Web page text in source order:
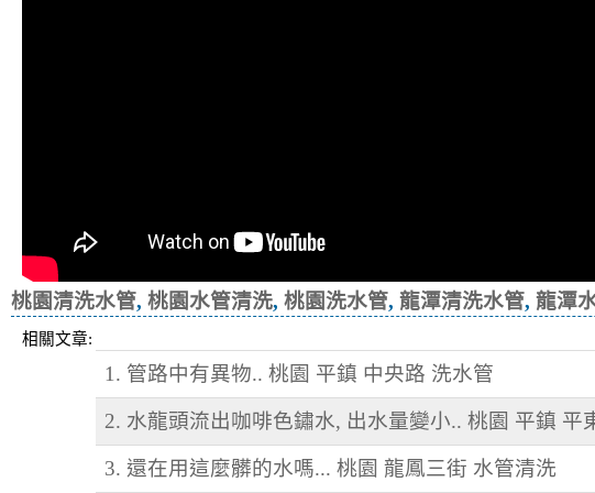
桃園清洗水管, 桃園水管清洗, 桃園洗水管, 龍潭清洗水管, 龍潭
相關文章:
1. 管路中有異物.. 桃園 平鎮 中央路 洗水管
2. 水龍頭流出咖啡色鏽水, 出水量變小.. 桃園 平鎮 平
3. 還在用這麼髒的水嗎... 桃園 龍鳳三街 水管清洗